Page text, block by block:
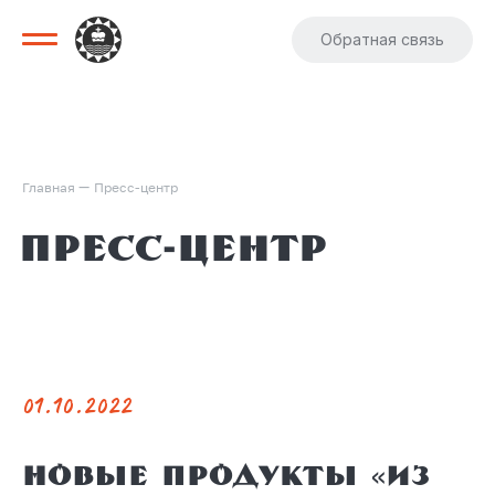
Обратная связь
Главная — Пресс-центр
Пресс-центр
01.10.2022
Новые продукты «Из